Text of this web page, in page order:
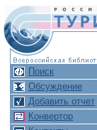
Поиск
Обсуждение
Добавить отчет
Конвертор